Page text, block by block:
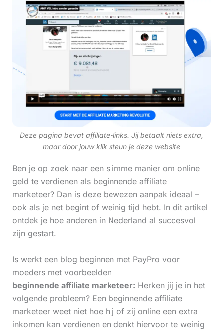
Deze pagina bevat affiliate-links. Jij betaalt niets extra,
maar door jouw klik steun je deze website
Ben je op zoek naar een slimme manier om online
geld te verdienen als beginnende affiliate
marketeer? Dan is deze bewezen aanpak ideaal –
ook als je net begint of weinig tijd hebt. In dit artikel
ontdek je hoe anderen in Nederland al succesvol
zijn gestart.
Is werkt een blog beginnen met PayPro voor
moeders met voorbeelden
beginnende affiliate marketeer: Herken jij je in het
volgende probleem? Een beginnende affiliate
marketeer weet niet hoe hij of zij online een extra
inkomen kan verdienen en denkt hiervoor te weinig